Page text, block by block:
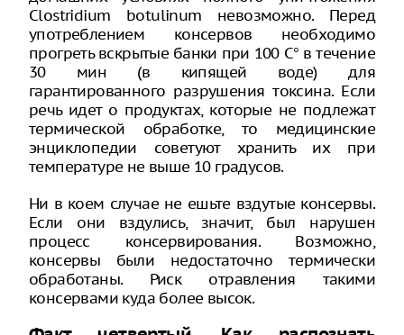
Clostridium botulinum невозможно. Перед
употреблением консервов необходимо
прогреть вскрытые банки при 100 С° в течение
30 мин (в кипящей воде) для
гарантированного разрушения токсина. Если
речь идет о продуктах, которые не подлежат
термической обработке, то медицинские
энциклопедии советуют хранить их при
температуре не выше 10 градусов.
Ни в коем случае не ешьте вздутые консервы.
Если они вздулись, значит, был нарушен
процесс консервирования. Возможно,
консервы были недостаточно термически
обработаны. Риск отравления такими
консервами куда более высок.